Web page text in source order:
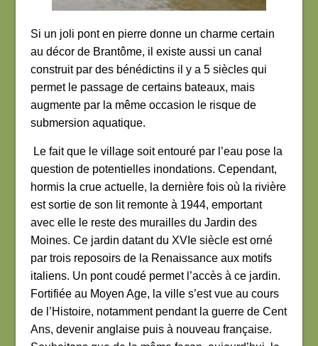
Si un joli pont en pierre donne un charme certain
au décor de Brantôme, il existe aussi un canal
construit par des bénédictins il y a 5 siècles qui
permet le passage de certains bateaux, mais
augmente par la même occasion le risque de
submersion aquatique.
Le fait que le village soit entouré par l’eau pose la
question de potentielles inondations. Cependant,
hormis la crue actuelle, la dernière fois où la rivière
est sortie de son lit remonte à 1944, emportant
avec elle le reste des murailles du Jardin des
Moines. Ce jardin datant du XVIe siècle est orné
par trois reposoirs de la Renaissance aux motifs
italiens. Un pont coudé permet l’accès à ce jardin.
Fortifiée au Moyen Age, la ville s’est vue au cours
de l’Histoire, notamment pendant la guerre de Cent
Ans, devenir anglaise puis à nouveau française.